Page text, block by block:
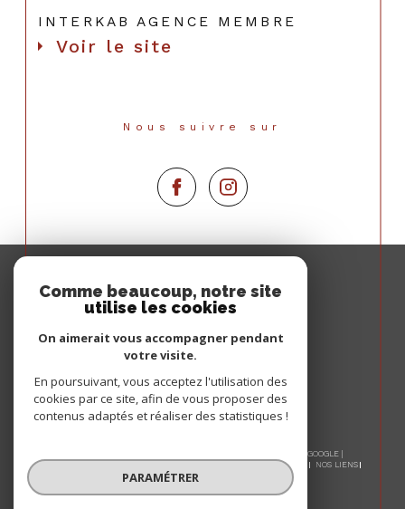
INTERKAB AGENCE MEMBRE
Voir le site
Nous suivre sur
PROPRIÉTAIRE
Se connecter
© 2026 | TOUS DROITS RÉSERVÉS | TRADUCTION POWERED BY GOOGLE |
ADMIN
NOS LIENS
POLITIQUE RGPD
Comme beaucoup, notre site
utilise les cookies
On aimerait vous accompagner pendant
votre visite.
En poursuivant, vous acceptez l'utilisation des
cookies par ce site, afin de vous proposer des
contenus adaptés et réaliser des statistiques !
PARAMÉTRER